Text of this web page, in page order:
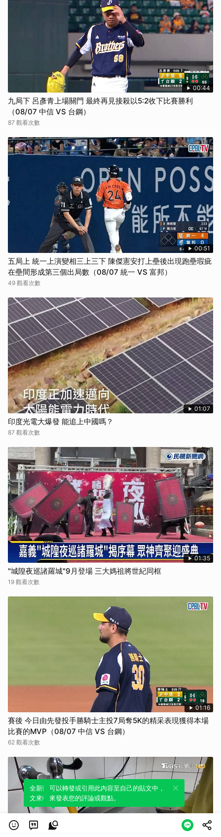
00:44
九局下 呂彥青上場關門 最終再見接殺以5:2收下比賽勝利
（08/07 中信 VS 台鋼）
87 觀看次數
00:51
五局上 統一上演變相三上三下 陳傑憲安打上壘後出現跑壘瑕疵
在壘間形成第三個出局數（08/07 統一 VS 富邦）
49 觀看次數
01:07
印度光電大爆發 能追上中國嗎？
87 觀看次數
01:35
"城隍夜巡諸羅城"9月登場 三大媽祖將世紀同框
19 觀看次數
01:16
賽後 今日由先發投手勝騎士主投7局奪5K的精采表現獲得本場
比賽的MVP（08/07 中信 VS 台鋼）
62 觀看次數
全新體驗！一鍵引用此內容，透過發布貼
文來輕鬆表達個人立場。
可以轉發或引用此內容至自己的貼文中，
來發表您的評論或觀點。